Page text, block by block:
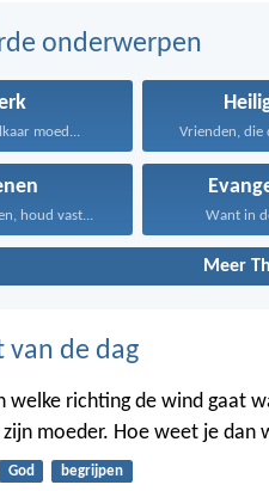
onderwerpen
moed... Vrienden, die
houd vast... Want in
Meer
van de dag
welke richting de wind gaat
zijn moeder. Hoe weet je
God begrijpen